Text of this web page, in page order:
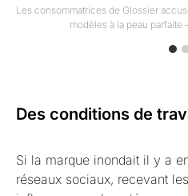
Les consommatrices de Glossier
modèles à la peau parfaite
Des conditions de
Si la marque inondait il y a
réseaux sociaux, recevant